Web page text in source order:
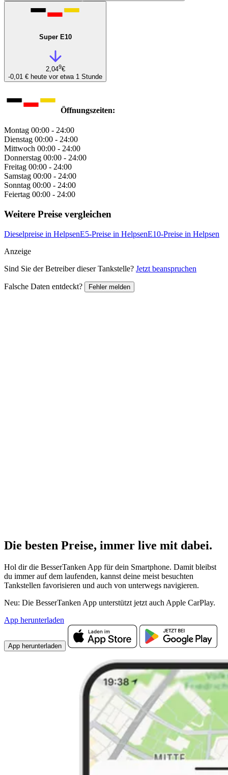
Super E10
2,049€
-0,01 € heute vor etwa 1 Stunde
Öffnungszeiten:
Montag 00:00 - 24:00
Dienstag 00:00 - 24:00
Mittwoch 00:00 - 24:00
Donnerstag 00:00 - 24:00
Freitag 00:00 - 24:00
Samstag 00:00 - 24:00
Sonntag 00:00 - 24:00
Feiertag 00:00 - 24:00
Weitere Preise vergleichen
Dieselpreise in HelpsenE5-Preise in HelpsenE10-Preise in Helpsen
Anzeige
Sind Sie der Betreiber dieser Tankstelle? Jetzt beanspruchen
Falsche Daten entdeckt? Fehler melden
Die besten Preise, immer live mit dabei.
Hol dir die BesserTanken App für dein Smartphone. Damit bleibst
du immer auf dem laufenden, kannst deine meist besuchten
Tankstellen favorisieren und auch von unterwegs navigieren.
Neu: Die BesserTanken App unterstützt jetzt auch Apple CarPlay.
App herunterladen
App herunterladen